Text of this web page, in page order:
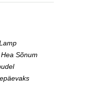
Hea Sõnum